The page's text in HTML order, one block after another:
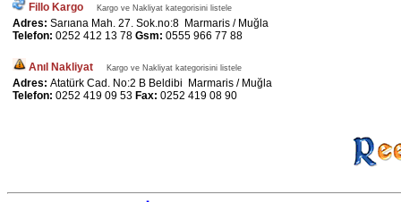
Fillo Kargo Kargo ve Nakliyat kategorisini listele
Adres: Sarıana Mah. 27. Sok.no:8 Marmaris / Muğla
Telefon: 0252 412 13 78 Gsm: 0555 966 77 88
Anıl Nakliyat Kargo ve Nakliyat kategorisini listele
Adres: Atatürk Cad. No:2 B Beldibi Marmaris / Muğla
Telefon: 0252 419 09 53 Fax: 0252 419 08 90